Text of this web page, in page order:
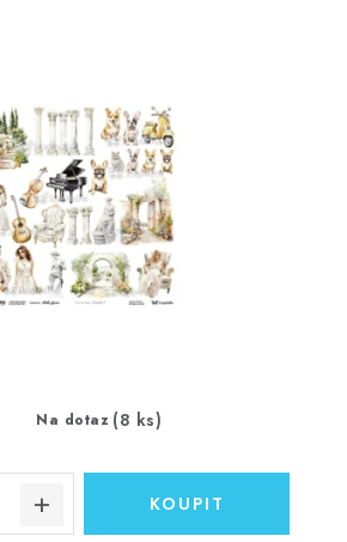
Na dotaz (8 ks)